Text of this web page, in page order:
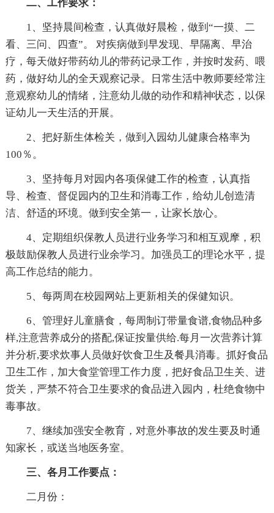
二、工作要求：
1、坚持晨间检查，认真做好晨检，做到“一摸、二
看、三问、四查”。 对疾病做到早发现、早隔离、早治
疗，每天做好带药幼儿的带药记录工作，并按时发药、喂
药，做好幼儿的全天观察记录。日常生活中教师要经常注
意观察幼儿的情绪，注意幼儿做的动作和精神状态，以保
证幼儿一天生活的开展。
2、把好新生体检关，做到入园幼儿健康合格率为
100％。
3、坚持每月对园内各项保健工作的检查，认真指
导、检查、督促园内的卫生和消毒工作，给幼儿创造清
洁、舒适的环境。做到安全第一，让家长放心。
4、定期组织保教人员进行业务学习和相互观摩，积
极鼓励保教人员进行业余学习。加强员工的理论水平，提
高工作总结的能力。
5、每两周在校园网站上更新相关的保健知识。
6、管理好儿童膳食，每周制订带量食谱,食物品种多
样,注意营养成分的搭配,保证按量供给.每月一次营养计算
并分析,要求炊事人员做好饮食卫生及餐具消毒。抓好食品
卫生工作，加大食堂管理工作力度，把好食品卫生关、进
货关，严禁不符合卫生要求的食品进入园内，杜绝食物中
毒事故。
7、继续加强安全教育，对意外事故的发生要及时通
知家长，或送当地医务室。
三、各月工作要点：
二月份：